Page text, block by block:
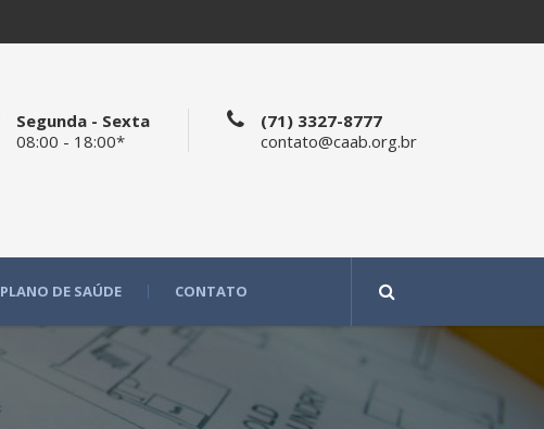
Segunda - Sexta
08:00 - 18:00*
(71) 3327-8777
contato@caab.org.br
PLANO DE SAÚDE CONTATO